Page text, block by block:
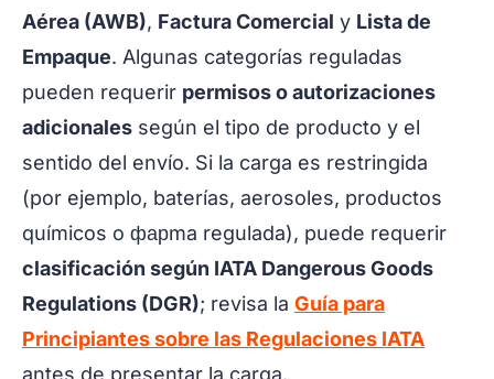
Aérea (AWB), Factura Comercial y Lista de
Empaque. Algunas categorías reguladas
pueden requerir permisos o autorizaciones
adicionales según el tipo de producto y el
sentido del envío. Si la carga es restringida
(por ejemplo, baterías, aerosoles, productos
químicos o фарma regulada), puede requerir
clasificación según IATA Dangerous Goods
Regulations (DGR); revisa la Guía para
Principiantes sobre las Regulaciones IATA